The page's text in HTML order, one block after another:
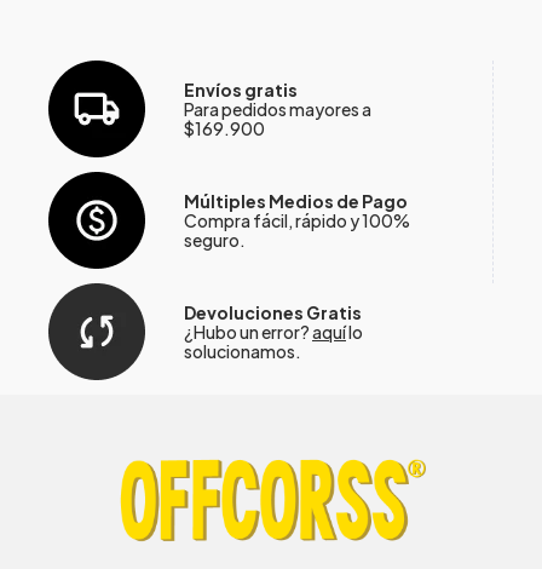
Envíos gratis
Para pedidos mayores a
$169.900
Múltiples Medios de Pago
Compra fácil, rápido y 100%
seguro.
Devoluciones Gratis
¿Hubo un error?aquílo
solucionamos.